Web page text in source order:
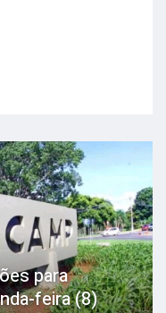
para
feira (8)